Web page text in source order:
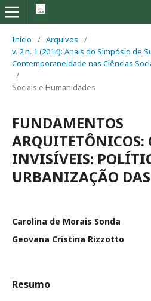
Início / Arquivos
/
v. 2 n. 1 (2014): Anais do Simpósio de
Contemporaneidade nas Ciências
/
Sociais e Humanidades
FUNDAMENTOS
ARQUITETÔNICOS:
INVISÍVEIS:
URBANIZAÇÃO
Carolina de Morais Sonda
Geovana Cristina Rizzotto
Resumo